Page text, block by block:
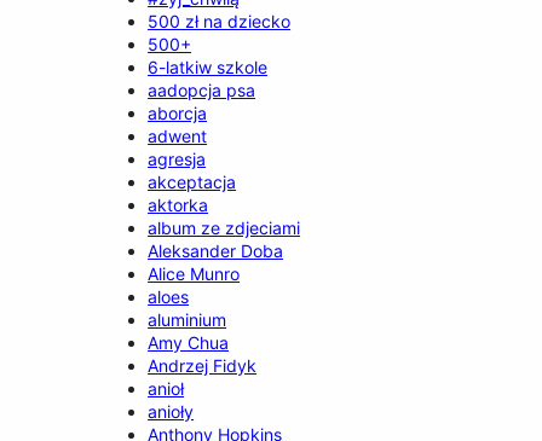
500 zł na dziecko
500+
6-latkiw szkole
aadopcja psa
aborcja
adwent
agresja
akceptacja
aktorka
album ze zdjeciami
Aleksander Doba
Alice Munro
aloes
aluminium
Amy Chua
Andrzej Fidyk
anioł
anioły
Anthony Hopkins